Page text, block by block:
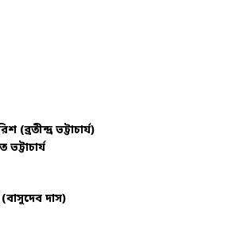
ভট্টাচার্য)
দাস)